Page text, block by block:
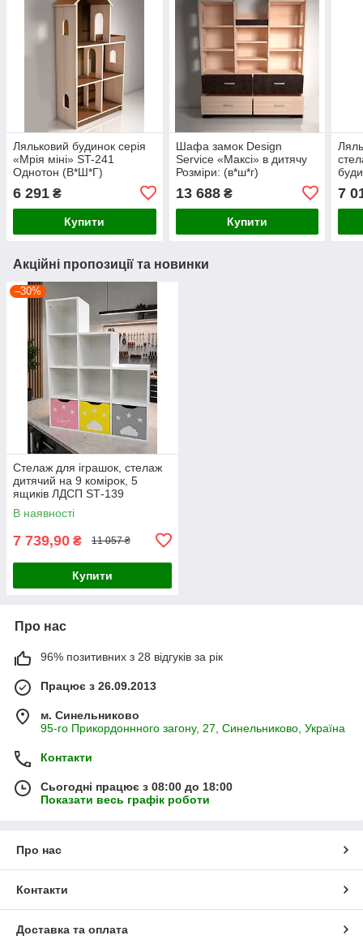
Ляльковий будинок серія
«Мрія міні» ST-241
Однотон (В*Ш*Г)
6 291 ₴
Купити
Шафа замок Design
Service «Максі» в дитячу
Розміри: (в*ш*г)
13 688₴
Купити
ST-
7
Акційні пропозиції та новинки
–30%
Стелаж для іграшок, стелаж
дитячий на 9 комірок, 5
ящиків ЛДСП SТ-139
В наявності
7 739,90 ₴ 11 057 ₴
Купити
Про нас
96% позитивних з 28 відгуків за рік
Працює з 26.09.2013
м. Синельниково
95-го Прикордоннного загону, 27, Синельниково, Україна
Контакти
Сьогодні працює з 08:00 до 18:00
Показати весь графік роботи
Про нас
Контакти
Доставка та оплата